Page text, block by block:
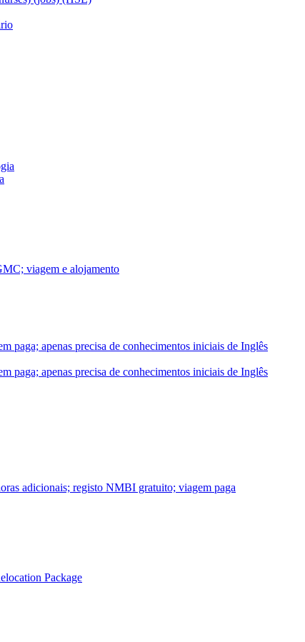
viagem e alojamento
paga; apenas precisa de conhecimentos iniciais de Inglês
paga; apenas precisa de conhecimentos iniciais de Inglês
adicionais; registo NMBI gratuito; viagem paga
Package